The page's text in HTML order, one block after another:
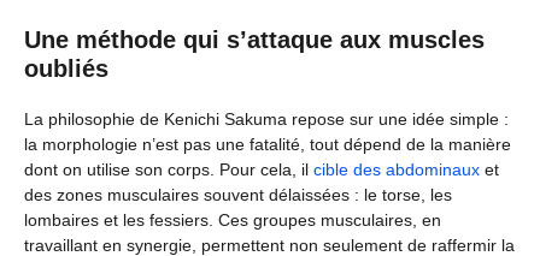
Une méthode qui s’attaque aux muscles
oubliés
La philosophie de Kenichi Sakuma repose sur une idée simple :
la morphologie n’est pas une fatalité, tout dépend de la manière
dont on utilise son corps. Pour cela, il cible des abdominaux et
des zones musculaires souvent délaissées : le torse, les
lombaires et les fessiers. Ces groupes musculaires, en
travaillant en synergie, permettent non seulement de raffermir la